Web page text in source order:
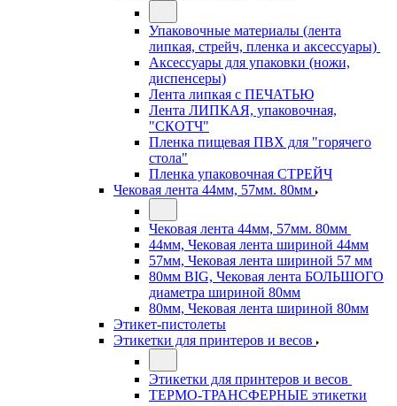
Упаковочные материалы (лента
липкая, стрейч, пленка и аксессуары)
Аксессуары для упаковки (ножи,
диспенсеры)
Лента липкая с ПЕЧАТЬЮ
Лента ЛИПКАЯ, упаковочная,
"СКОТЧ"
Пленка пищевая ПВХ для "горячего
стола"
Пленка упаковочная СТРЕЙЧ
Чековая лента 44мм, 57мм. 80мм
Чековая лента 44мм, 57мм. 80мм
44мм, Чековая лента шириной 44мм
57мм, Чековая лента шириной 57 мм
80мм BIG, Чековая лента БОЛЬШОГО
диаметра шириной 80мм
80мм, Чековая лента шириной 80мм
Этикет-пистолеты
Этикетки для принтеров и весов
Этикетки для принтеров и весов
ТЕРМО-ТРАНСФЕРНЫЕ этикетки